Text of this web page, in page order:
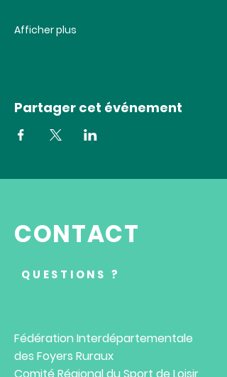
Afficher plus
Partager cet événement
CONTACT
QUESTIONS ?
Fédération Interdépartementale
des Foyers Ruraux